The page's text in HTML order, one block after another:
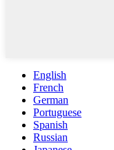
English
French
German
Portuguese
Spanish
Russian